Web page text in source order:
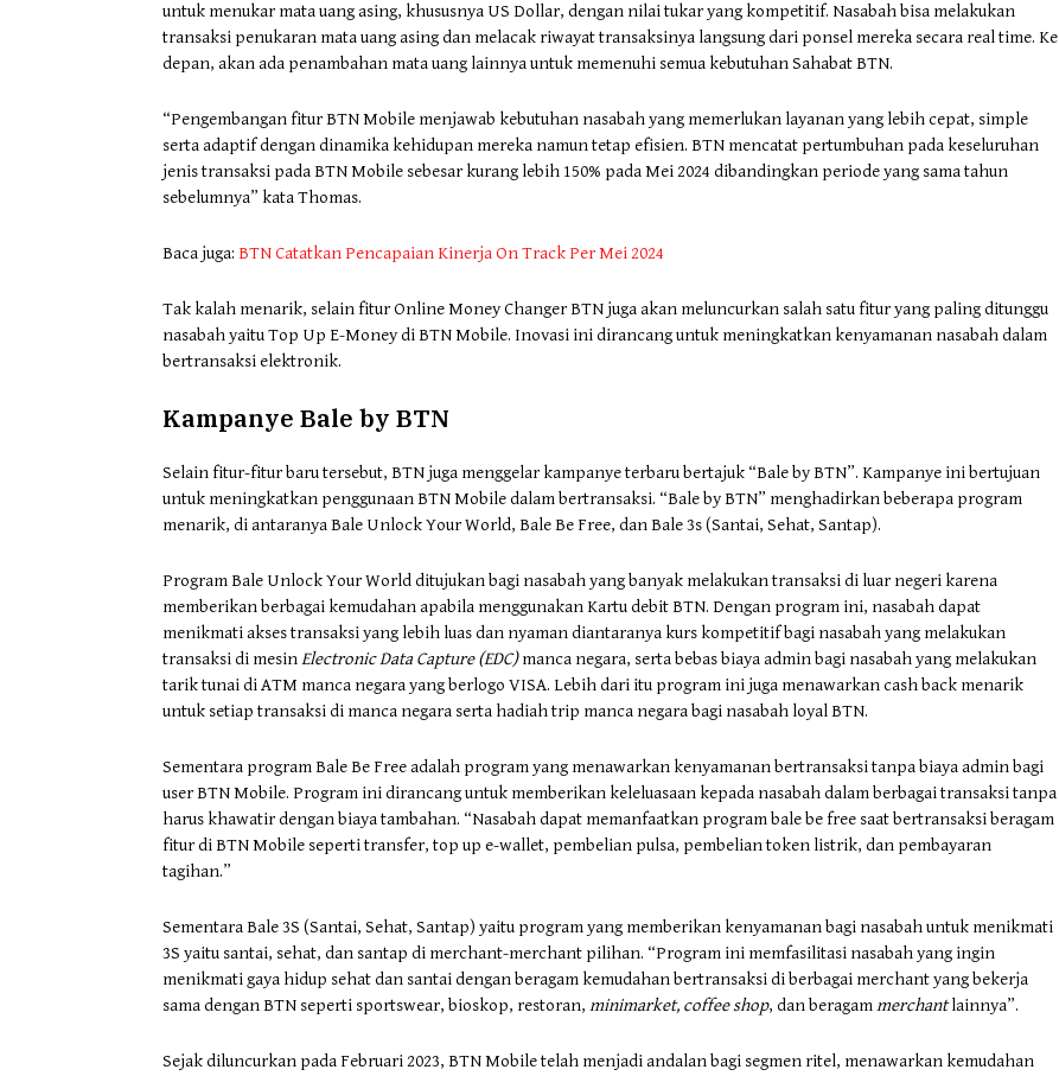
untuk menukar mata uang asing, khususnya US Dollar, dengan nilai tukar yang kompetitif. Nasabah bisa melakukan
transaksi penukaran mata uang asing dan melacak riwayat transaksinya langsung dari ponsel mereka secara real time. Ke
depan, akan ada penambahan mata uang lainnya untuk memenuhi semua kebutuhan Sahabat BTN.
“Pengembangan fitur BTN Mobile menjawab kebutuhan nasabah yang memerlukan layanan yang lebih cepat, simple
serta adaptif dengan dinamika kehidupan mereka namun tetap efisien. BTN mencatat pertumbuhan pada keseluruhan
jenis transaksi pada BTN Mobile sebesar kurang lebih 150% pada Mei 2024 dibandingkan periode yang sama tahun
sebelumnya” kata Thomas.
Baca juga: BTN Catatkan Pencapaian Kinerja On Track Per Mei 2024
Tak kalah menarik, selain fitur Online Money Changer BTN juga akan meluncurkan salah satu fitur yang paling ditunggu
nasabah yaitu Top Up E-Money di BTN Mobile. Inovasi ini dirancang untuk meningkatkan kenyamanan nasabah dalam
bertransaksi elektronik.
Kampanye Bale by BTN
Selain fitur-fitur baru tersebut, BTN juga menggelar kampanye terbaru bertajuk “Bale by BTN”. Kampanye ini bertujuan
untuk meningkatkan penggunaan BTN Mobile dalam bertransaksi. “Bale by BTN” menghadirkan beberapa program
menarik, di antaranya Bale Unlock Your World, Bale Be Free, dan Bale 3s (Santai, Sehat, Santap).
Program Bale Unlock Your World ditujukan bagi nasabah yang banyak melakukan transaksi di luar negeri karena
memberikan berbagai kemudahan apabila menggunakan Kartu debit BTN. Dengan program ini, nasabah dapat
menikmati akses transaksi yang lebih luas dan nyaman diantaranya kurs kompetitif bagi nasabah yang melakukan
transaksi di mesinElectronic Data Capture (EDC)manca negara, serta bebas biaya admin bagi nasabah yang melakukan
tarik tunai di ATM manca negara yang berlogo VISA. Lebih dari itu program ini juga menawarkan cash back menarik
untuk setiap transaksi di manca negara serta hadiah trip manca negara bagi nasabah loyal BTN.
Sementara program Bale Be Free adalah program yang menawarkan kenyamanan bertransaksi tanpa biaya admin bagi
user BTN Mobile. Program ini dirancang untuk memberikan keleluasaan kepada nasabah dalam berbagai transaksi tanpa
harus khawatir dengan biaya tambahan. “Nasabah dapat memanfaatkan program bale be free saat bertransaksi beragam
fitur di BTN Mobile seperti transfer, top up e-wallet, pembelian pulsa, pembelian token listrik, dan pembayaran
tagihan.”
Sementara Bale 3S (Santai, Sehat, Santap) yaitu program yang memberikan kenyamanan bagi nasabah untuk menikmati
3S yaitu santai, sehat, dan santap di merchant-merchant pilihan. “Program ini memfasilitasi nasabah yang ingin
menikmati gaya hidup sehat dan santai dengan beragam kemudahan bertransaksi di berbagai merchant yang bekerja
sama dengan BTN seperti sportswear, bioskop, restoran, minimarket, coffee shop, dan beragammerchantlainnya”.
Sejak diluncurkan pada Februari 2023, BTN Mobile telah menjadi andalan bagi segmen ritel, menawarkan kemudahan